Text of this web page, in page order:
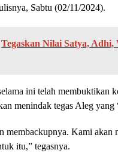
Sabtu (02/11/2024).
Tegaskan Nilai Satya,
ini telah membuktikan
menindak tegas Aleg
membackupnya. Kami
itu,” tegasnya.